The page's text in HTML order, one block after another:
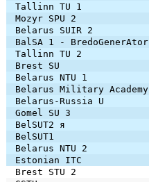
Tallinn TU 1
Mozyr SPU 2
Belarus SUIR 2
BalSA 1 - BredoGenerAtor
Tallinn TU 2
Brest SU
Belarus NTU 1
Belarus Military Academy
Belarus-Russia U
Gomel SU 3
BelSUT2 я
BelSUT1
Belarus NTU 2
Estonian ITC
Brest STU 2